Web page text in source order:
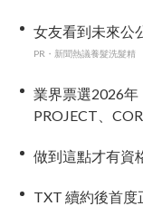
女友看到未來公
PR・新聞熱議養髮洗髮精
業界票選2026
PROJECT、
做到這點才有資
TXT 續約後首